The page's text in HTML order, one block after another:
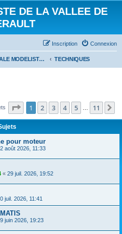
DE LA VALLEE DE
Connexion
Inscription
AMICALE MODELISTE DE LA VALLEE DE L'HERAULT TECHNIQUES
Page 1sur11
1 2 3 4 5 11
pour moteur
août 2026, 11:33
« 29 juil. 2026, 19:52
juil. 2026, 11:41
juin 2026, 19:23